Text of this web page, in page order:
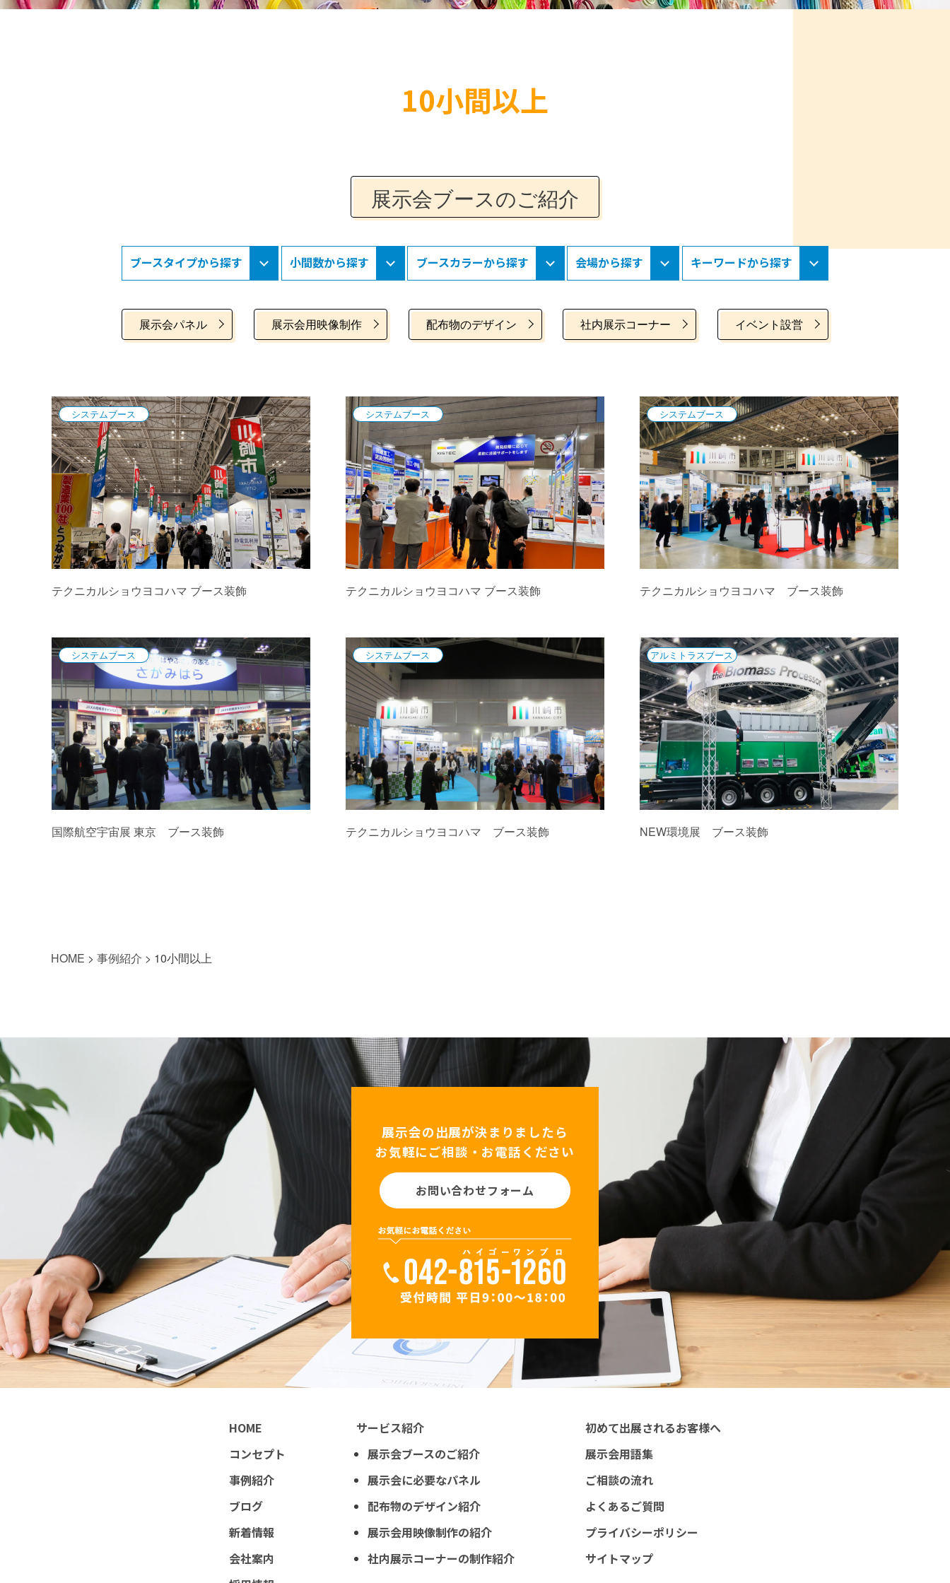
10小間以上
展示会ブースのご紹介
ブースタイプから探す 小間数から探す ブースカラーから探す 会場から探す キーワードから探す
展示会パネル 展示会用映像制作 配布物のデザイン 社内展示コーナー イベント設営
システムブース
テクニカルショウヨコハマ ブース装飾
システムブース
テクニカルショウヨコハマ ブース装飾
システムブース
テクニカルショウヨコハマ ブース装飾
システムブース
国際航空宇宙展 東京 ブース装飾
システムブース
テクニカルショウヨコハマ ブース装飾
アルミトラスブース
NEW環境展 ブース装飾
HOME > 事例紹介 > 10小間以上
展示会の出展が決まりましたら
お気軽にご相談・お電話ください
お問い合わせフォーム
HOME
コンセプト
事例紹介
ブログ
新着情報
会社案内
サービス紹介
展示会ブースのご紹介
展示会に必要なパネル
配布物のデザイン紹介
展示会用映像制作の紹介
社内展示コーナーの制作紹介
初めて出展されるお客様へ
展示会用語集
ご相談の流れ
よくあるご質問
プライバシーポリシー
サイトマップ